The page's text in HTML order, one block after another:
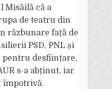
Misăilă că a
de teatru din
răzbunare față de
PSD, PNL și
pentru desființare,
s-a abținut, iar
împotrivă.